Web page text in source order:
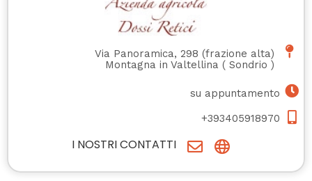
Via Panoramica, 298 (frazione alta)
Montagna in Valtellina ( Sondrio )
su appuntamento
+393405918970
I NOSTRI CONTATTI